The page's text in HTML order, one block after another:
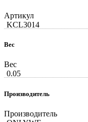
Артикул
KCL3014
Вес
Вес
0.05
Производитель
Производитель